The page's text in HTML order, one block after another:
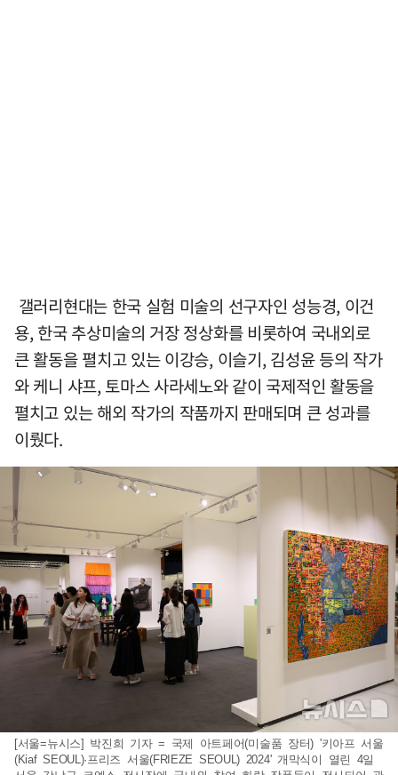
갤러리현대는 한국 실험 미술의 선구자인 성능경, 이건
용, 한국 추상미술의 거장 정상화를 비롯하여 국내외로
큰 활동을 펼치고 있는 이강승, 이슬기, 김성윤 등의 작가
와 케니 샤프, 토마스 사라세노와 같이 국제적인 활동을
펼치고 있는 해외 작가의 작품까지 판매되며 큰 성과를
이뤘다.
[서울=뉴시스] 박진희 기자 = 국제 아트페어(미술품 장터) '키아프 서울
(Kiaf SEOUL)·프리즈 서울(FRIEZE SEOUL) 2024' 개막식이 열린 4일